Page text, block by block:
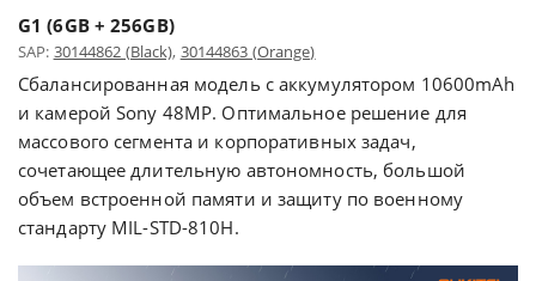
G1 (6GB + 256GB)
SAP: 30144862 (Black), 30144863 (Orange)
Сбалансированная модель с аккумулятором 10600mAh
и камерой Sony 48MP. Оптимальное решение для
массового сегмента и корпоративных задач,
сочетающее длительную автономность, большой
объем встроенной памяти и защиту по военному
стандарту MIL-STD-810H.